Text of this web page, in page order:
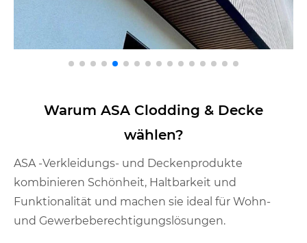
Warum ASA Clodding & Decke
wählen?
ASA -Verkleidungs- und Deckenprodukte
kombinieren Schönheit, Haltbarkeit und
Funktionalität und machen sie ideal für Wohn-
und Gewerbeberechtigungslösungen.